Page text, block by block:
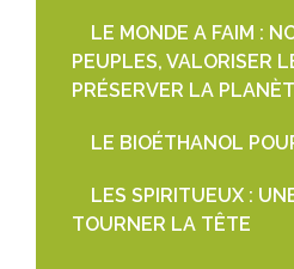
LE MONDE A FAIM :
PEUPLES, VALORISER
PRÉSERVER LA
LE BIOÉTHANOL
LES SPIRITUEUX :
TOURNER LA TÊTE